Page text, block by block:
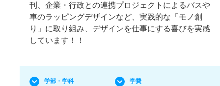
刊、企業・行政との連携プロジェクトによるバスや
車のラッピングデザインなど、実践的な「モノ創
り」に取り組み、デザインを仕事にする喜びを実感
しています！！
学部・学科
学費